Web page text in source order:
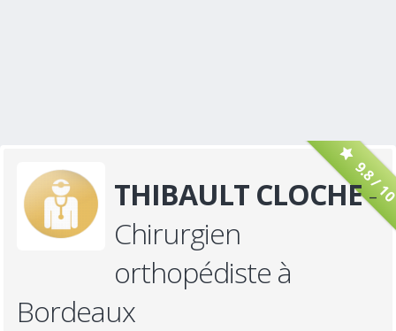
9.8 /
THIBAULT CLOCHE-
Chirurgien
orthopédiste à
Bordeaux